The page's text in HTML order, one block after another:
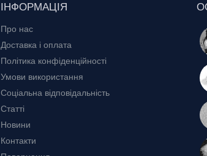
ІНФОРМАЦІЯ
Про нас
Доставка і оплата
Політика конфіденційності
Умови використання
Соціальна відповідальність
Статті
Новини
Контакти